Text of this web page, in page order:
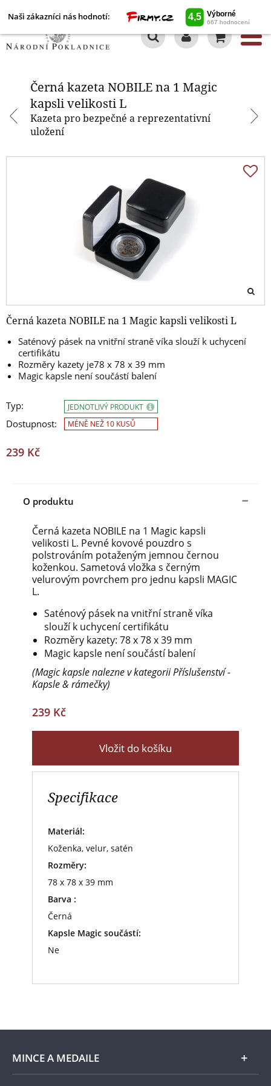
Naši zákazníci nás hodnotí:
Černá kazeta NOBILE na 1 Magic
kapsli velikosti L
Kazeta pro bezpečné a reprezentativní
uložení
Černá kazeta NOBILE na 1 Magic kapsli velikosti L
Saténový pásek na vnitřní straně víka slouží k uchycení
certifikátu
Rozměry kazety je78 x 78 x 39 mm
Magic kapsle není součástí balení
Typ:
Dostupnost:
JEDNOTLIVÝ PRODUKT
MÉNĚ NEŽ 10 KUSŮ
239 Kč
O produktu
Černá kazeta NOBILE na 1 Magic kapsli
velikosti L. Pevné kovové pouzdro s
polstrováním potaženým jemnou černou
koženkou. Sametová vložka s černým
velurovým povrchem pro jednu kapsli MAGIC
L.
Saténový pásek na vnitřní straně víka
slouží k uchycení certifikátu
Rozměry kazety: 78 x 78 x 39 mm
Magic kapsle není součástí balení
(Magic kapsle nalezne v kategorii Příslušenství -
Kapsle & rámečky)
239 Kč
Vložit do košíku
Specifikace
Materiál:
Koženka, velur, satén
Rozměry:
78 x 78 x 39 mm
Barva :
Černá
Kapsle Magic součástí:
Ne
Černá kazeta NOBILE na 1 Magic
MINCE A MEDAILE